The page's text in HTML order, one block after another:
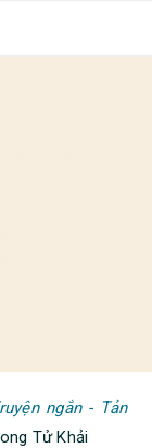
ngắn - Tản
Tử Khải